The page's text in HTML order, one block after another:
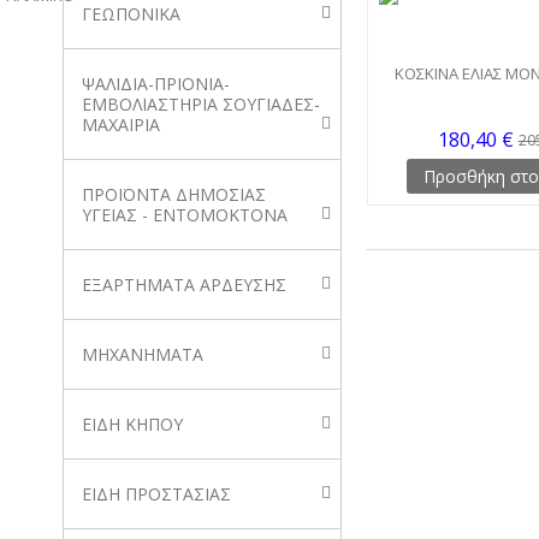
ΚΟΣΚΙΝΑ ΕΛΙΑΣ
180,40 €
Προσθήκη
ΓΕΩΠΟΝΙΚΑ
ΨΑΛΙΔΙΑ-ΠΡΙΟΝΙΑ-
ΕΜΒΟΛΙΑΣΤΗΡΙΑ ΣΟΥΓΙΑΔΕΣ-
ΜΑΧΑΙΡΙΑ
ΠΡΟΪΟΝΤΑ ΔΗΜΟΣΙΑΣ
ΥΓΕΙΑΣ - ΕΝΤΟΜΟΚΤΟΝΑ
ΕΞΑΡΤΗΜΑΤΑ ΑΡΔΕΥΣΗΣ
ΜΗΧΑΝΗΜΑΤΑ
ΕΙΔΗ ΚΗΠΟΥ
ΕΙΔΗ ΠΡΟΣΤΑΣΙΑΣ